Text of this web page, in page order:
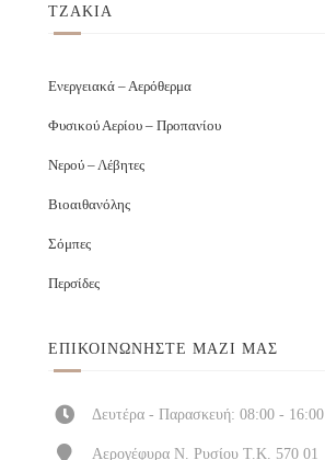
ΤΖΑΚΙΑ
Ενεργειακά – Αερόθερμα
Φυσικού Αερίου – Προπανίου
Νερού – Λέβητες
Βιοαιθανόλης
Σόμπες
Περσίδες
ΕΠΙΚΟΙΝΩΝΉΣΤΕ ΜΑΖΊ ΜΑΣ
Δευτέρα - Παρασκευή: 08:00 - 16:00
Αερογέφυρα Ν. Ρυσίου Τ.Κ. 570 01